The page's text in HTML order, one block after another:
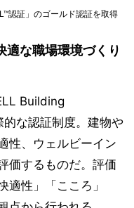
認証」のゴールド認証を取得
適な職場環境づくり
Building
な認証制度。建物や
性、ウェルビーイン
価するものだ。評価
適性」「こころ」